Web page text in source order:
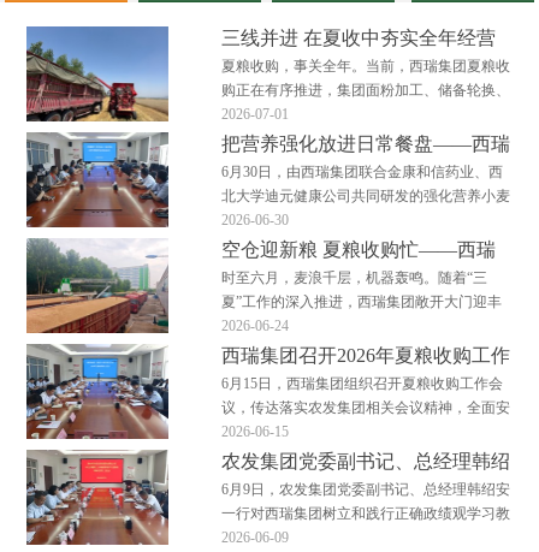
三线并进 在夏收中夯实全年经营
底盘
夏粮收购，事关全年。当前，西瑞集团夏粮收
购正在有序推进，集团面粉加工、储备轮换、
粮食贸易三大板块多点发力、高效衔接，全力
夺取夏粮收购攻坚战主动权。面粉加工板块：
以收保产，筑牢粮头食尾收购链直通生产链，
原粮稳则加工稳。集团各面粉工厂把夏粮收购
视为全年原料保供…
2026-07-01
把营养强化放进日常餐盘——西瑞
集团召开活性叶酸面粉试吃启动会
6月30日，由西瑞集团联合金康和信药业、西
北大学迪元健康公司共同研发的强化营养小麦
粉——活性叶酸面粉正式进入重点人群试吃与
健康数据采集阶段，一场将营养健康“端上”餐
桌的启动会正式拉开帷幕。 随着“健康中国”战
略的深入推进，如何让营养摄入更精准、更便
捷，已…
2026-06-30
空仓迎新粮 夏粮收购忙——西瑞
集团夏粮收购有序开展
时至六月，麦浪千层，机器轰鸣。随着“三
夏”工作的深入推进，西瑞集团敞开大门迎丰
收，全面开启2026年夏粮收购工作。敞开收购
尽管来送 为确保夏粮收购高效开展，西瑞集
团实施“早动员、早部署、早启动”策略，对所
有输送设备、检化验仪器进行检修与校准，48
万吨仓容“…
2026-06-24
西瑞集团召开2026年夏粮收购工作
会议
6月15日，西瑞集团组织召开夏粮收购工作会
议，传达落实农发集团相关会议精神，全面安
排部署本年度夏粮收购各项工作。西瑞集团党
委书记、董事长、总经理樊健出席会议并讲
话，总会计师郭晓凤主持会议。 会议分析了
2026年小麦产区情况及市场形势，宣读了集团
夏粮收购工作方…
2026-06-15
农发集团党委副书记、总经理韩绍
安一行到西瑞集团调研督导树立和
践行正确政绩观学习教育
6月9日，农发集团党委副书记、总经理韩绍安
一行对西瑞集团树立和践行正确政绩观学习教
育进行调研督导。西瑞集团党委书记、董事
2026-06-09